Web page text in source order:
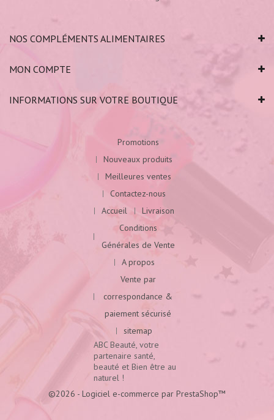
NOS COMPLÉMENTS ALIMENTAIRES
MON COMPTE
INFORMATIONS SUR VOTRE BOUTIQUE
Promotions
Nouveaux produits
Meilleures ventes
Contactez-nous
Accueil
Livraison
Conditions
Générales de Vente
A propos
Vente par
correspondance &
paiement sécurisé
sitemap
ABC Beauté, votre
partenaire santé,
beauté et Bien être au
naturel !
©2026 - Logiciel e-commerce par PrestaShop™